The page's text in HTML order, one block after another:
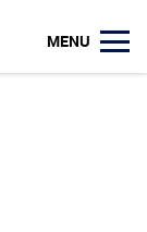
MENU